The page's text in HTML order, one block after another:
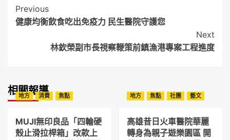
Post
Navigation
Previous
健康均衡飲食吃出免疫力 民生醫院守護您
Next
林欽榮副市長視察鞭策前鎮漁港專案工程進度
相關報導
地方 消費 焦點
MUJI無印良品「四輪硬
殼止滑拉桿箱」改款上
地方 焦點 社團 藝文
高雄昔日火車醫院華麗
轉身為親子遊樂園區 開